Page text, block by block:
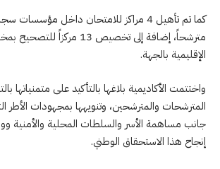
مترشحاً، إضافة إلى تخصيص 13
الإقليمية بالجهة.
واختتمت الأكاديمية بلاغها بالتأكيد على متمنياتها
المترشحات والمترشحين، وتنويهها بمجهودات الأطر
جانب مساهمة الأسر والسلطات المحلية والأمنية
إنجاح هذا الاستحقاق الوطني.